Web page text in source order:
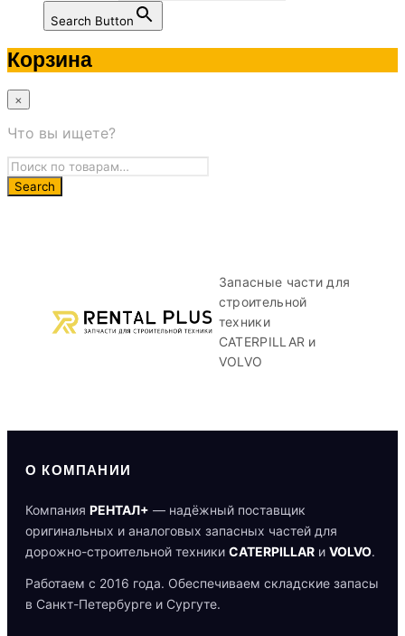
Search Button
Корзина
×
Что вы ищете?
Запасные части для
строительной
техники
CATERPILLAR и
VOLVO
О КОМПАНИИ
Компания РЕНТАЛ+ — надёжный поставщик
оригинальных и аналоговых запасных частей для
дорожно-строительной техники CATERPILLAR и VOLVO.
Работаем с 2016 года. Обеспечиваем складские запасы
в Санкт-Петербурге и Сургуте.